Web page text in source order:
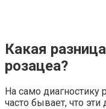
Какая
розацеа?
На само диагностику
часто бывает, что